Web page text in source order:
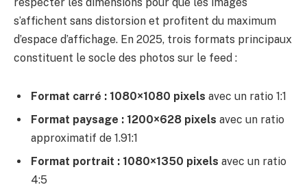
s’affichent sans distorsion et profitent du maximum
d’espace d’affichage. En 2025, trois formats principaux
constituent le socle des photos sur le feed :
Format carré : 1080×1080 pixels avec un ratio 1:1
Format paysage : 1200×628 pixels avec un ratio
approximatif de 1.91:1
Format portrait : 1080×1350 pixels avec un ratio
4:5